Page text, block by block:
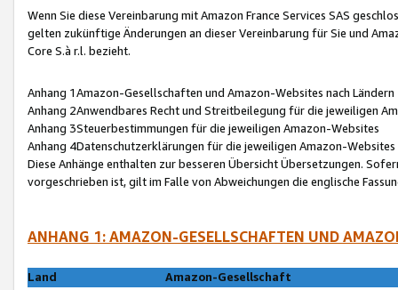
Wenn Sie diese Vereinbarung mit Amazon France Services SAS
gelten zukünftige Änderungen an dieser Vereinbarung für Sie und
Core S.à r.l. bezieht.
Anhang 1Amazon-Gesellschaften und Amazon-Websites nach Ländern
Anhang 2Anwendbares Recht und Streitbeilegung für die jeweiligen
Anhang 3Steuerbestimmungen für die jeweiligen Amazon-Websites
Anhang 4Datenschutzerklärungen für die jeweiligen Amazon-Websites
Diese Anhänge enthalten zur besseren Übersicht Übersetzungen.
vorgeschrieben ist, gilt im Falle von Abweichungen die englische
ANHANG 1: AMAZON-GESELLSCHAFTEN UND
Land
Amazon-Gesellschaft